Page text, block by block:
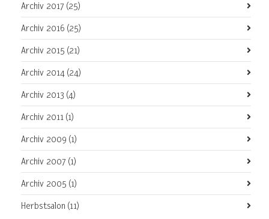
Archiv 2017 (25)
Archiv 2016 (25)
Archiv 2015 (21)
Archiv 2014 (24)
Archiv 2013 (4)
Archiv 2011 (1)
Archiv 2009 (1)
Archiv 2007 (1)
Archiv 2005 (1)
Herbstsalon (11)